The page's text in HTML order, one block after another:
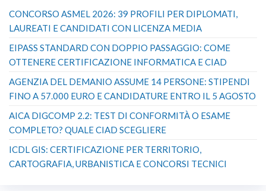
CONCORSO ASMEL 2026: 39 PROFILI PER DIPLOMATI,
LAUREATI E CANDIDATI CON LICENZA MEDIA
EIPASS STANDARD CON DOPPIO PASSAGGIO: COME
OTTENERE CERTIFICAZIONE INFORMATICA E CIAD
AGENZIA DEL DEMANIO ASSUME 14 PERSONE: STIPENDI
FINO A 57.000 EURO E CANDIDATURE ENTRO IL 5 AGOSTO
AICA DIGCOMP 2.2: TEST DI CONFORMITÀ O ESAME
COMPLETO? QUALE CIAD SCEGLIERE
ICDL GIS: CERTIFICAZIONE PER TERRITORIO,
CARTOGRAFIA, URBANISTICA E CONCORSI TECNICI